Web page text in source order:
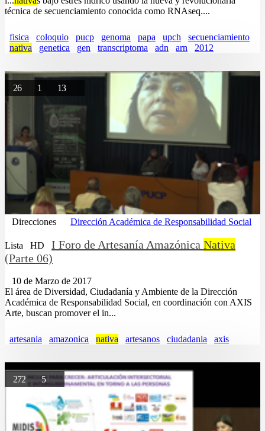
técnica de secuenciamiento conocida como RNAseq....
fisica coloquio pucp genoma papa upch
secuenciamiento
nativa
genetica gen transcriptoma adn arn 2012
26 1 13
Direcciones Dirección Académica de Responsabilidad Social
Lista HD I Foro de Artesanía Amazónica Nativa
(Parte 06)
10 de Marzo de 2017
El área de Diversidad, Ciudadanía y Ambiente de la Dirección
Académica de Responsabilidad Social, en coordinación con AXIS
Arte, buscan promover el in...
artesania amazonica nativa artesanos ciudadania axis
2725